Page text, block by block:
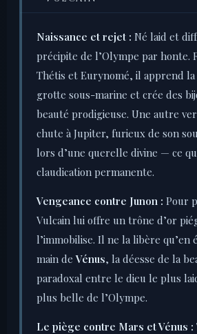
Naissance et rejet : Né laid et
précipite de l’Olympe par honte.
Thétis et Eurynomé, il apprend
grotte sous-marine et crée des
beauté prodigieuse. Une autre
chute à Jupiter, furieux de son
lors d’une querelle divine — ce
claudication permanente.
Vengeance contre Junon : Pour
Vulcain lui offre un trône d’or
l’immobilise. Il ne la libère qu’en
main deVénus, la déesse de la
paradoxal entre le dieu le plus
plus belle de l’Olympe.
Le piège contre Mars et Vénus :